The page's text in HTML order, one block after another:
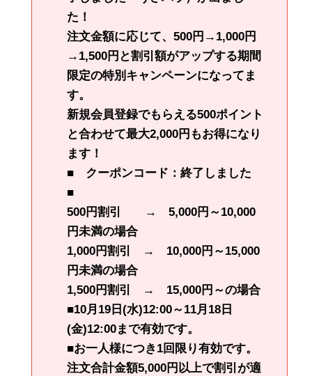
た！
注文金額に応じて、500円→1,000円
→1,500円と割引額がアップする期間
限定の特別キャンペーンになってま
す。
新規会員登録でもらえる500ポイント
と合わせて最大2,000円もお得になり
ます！
■ クーポンコード：終了しました
■
500円割引 → 5,000円～10,000
円未満の場合
1,000円割引 → 10,000円～15,000
円未満の場合
1,500円割引 → 15,000円～の場合
■10月19日(水)12:00～11月18日
(金)12:00まで有効です。
■お一人様につき1回限り有効です。
注文合計金額5,000円以上で割引が適